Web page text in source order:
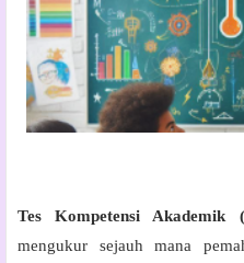
Tes Kompetensi Akademik
mengukur sejauh mana